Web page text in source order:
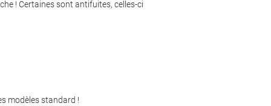
! Certaines sont antifuites, celles-ci
modèles standard !